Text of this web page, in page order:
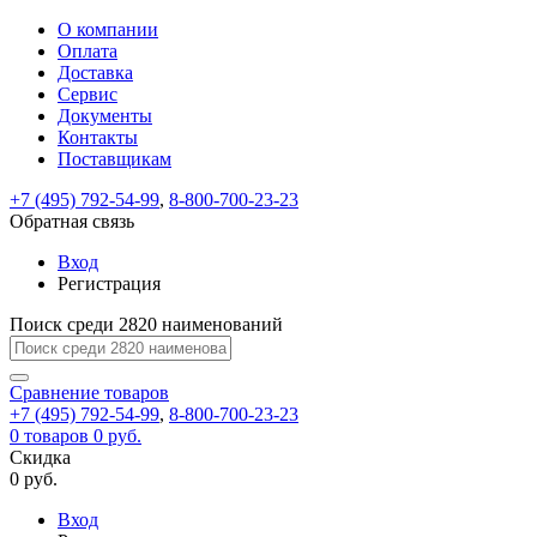
ВходРегистрация
Только
test@example.com
отправлена
по
ней
для
регистрации.
Ок
Только
Запомнить
меня
Забыли
Восстановление
пароля
Заполните
форму.
Мы
отправим
ссылку
на
указанный
электронный
адрес,
перейдя
по
которой
вы
новый
На
вашу
test@test.ru
отправлена
ссылка.
Перейдите
по
для
смены
пароля.
Введите
новый
пароль
Сменить
Пароль
успешно
Войти
Обратная
связь
Сообщение
пользовательского
соглашения
Ваше
сообщение
успешно
О компании
Оплата
Доставка
Сервис
Документы
Контакты
Поставщикам
+7 (495) 792-54-99, 8-800-700-23-23
Обратная связь
Вход
Регистрация
Поиск среди 2820 наименований
Сравнение товаров
+7 (495) 792-54-99, 8-800-700-23-23
0 товаров 0 руб.
Скидка
0 руб.
Вход